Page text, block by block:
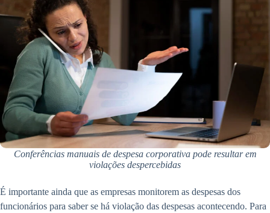
Conferências manuais de despesa corporativa pode resultar em
violações despercebidas
É importante ainda que as empresas monitorem as despesas dos
funcionários para saber se há violação das despesas acontecendo. Para